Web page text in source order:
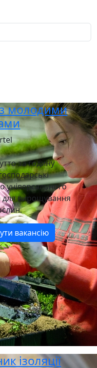
молодими
за годину
універсального
для вирощування
вакансію
ізоляції